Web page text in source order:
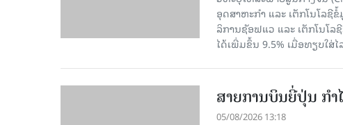
ອຸດສາຫະກຳ ແລະ ເຕັກໂນໂລຊີ
ລິການຊັອຟແວ ແລະ ເຕັກໂນໂ
ໄດ້ເພີ່ມຂຶ້ນ 9.5% ເມື່ອທຽບໃສ່
ສາຍການບິນຍີ່ປຸ່ນ ກ
05/08/2026 13:18